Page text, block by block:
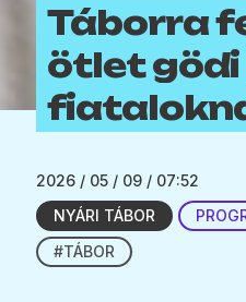
Táborra
ötlet gödi
2026 / 05 / 09 / 07:52
NYÁRI TÁBOR
#TÁBOR